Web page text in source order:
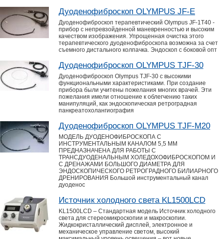
Дуоденофиброскоп OLYMPUS JF-Е
Дуоденофиброскоп терапевтический Olympus JF-1T40 -
прибор с непревзойденной маневренностью и высоким
качеством изображения. Упрощенная очистка этого
терапевтического дуоденофиброскопа возможна за счет
съемного дистального колпачка. Эндоскоп с боковой опт
Дуоденофиброскоп OLYMPUS TJF-30
Дуоденофиброскоп Olympus TJF-30 с высокими
функциональными характеристиками. При создание
прибора были учитены пожелания многих врачей. Эти
пожелания имели отношение к облегчению таких
манипуляций, как эндоскопическая ретроградная
панкреатохолангиография
Дуоденофиброскоп OLYMPUS TJF-M20
МОДЕЛЬ ДУОДЕНОФИБРОСКОПА С
ИНСТРУМЕНТАЛЬНЫМ КАНАЛОМ 5,5 ММ
ПРЕДНАЗНАЧЕНА ДЛЯ РАБОТЫ С
ТРАНСДУОДЕНАЛЬНЫМ ХОЛЕДОХОФИБРОСКОПОМ И
С ДРЕНАЖАМИ БОЛЬШОГО ДИАМЕТРА ДЛЯ
ЭНДОСКОПИЧЕСКОГО РЕТРОГРАДНОГО БИЛИАРНОГО
ДРЕНИРОВАНИЯ Большой инструментальный канал
дуоденос
Источник холодного света KL1500LCD
KL1500LCD – Стандартная модель Источник холодного
света для стереомикроскопии и макроскопии.
Жидкокристаллический дисплей, электронное и
механическое управление светом, высокий